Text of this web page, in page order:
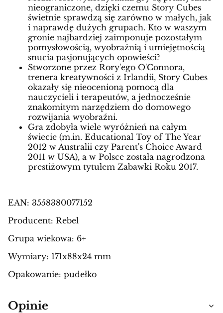
nieograniczone, dzięki czemu Story Cubes
świetnie sprawdzą się zarówno w małych, jak
i naprawdę dużych grupach. Kto w waszym
gronie najbardziej zaimponuje pozostałym
pomysłowością, wyobraźnią i umiejętnością
snucia pasjonujących opowieści?
Stworzone przez Rory'ego O'Connora,
trenera kreatywności z Irlandii, Story Cubes
okazały się nieocenioną pomocą dla
nauczycieli i terapeutów, a jednocześnie
znakomitym narzędziem do domowego
rozwijania wyobraźni.
Gra zdobyła wiele wyróżnień na całym
świecie (m.in. Educational Toy of The Year
2012 w Australii czy Parent's Choice Award
2011 w USA), a w Polsce została nagrodzona
prestiżowym tytułem Zabawki Roku 2017.
EAN: 3558380077152
Producent: Rebel
Grupa wiekowa: 6+
Wymiary: 171x88x24 mm
Opakowanie: pudełko
Opinie